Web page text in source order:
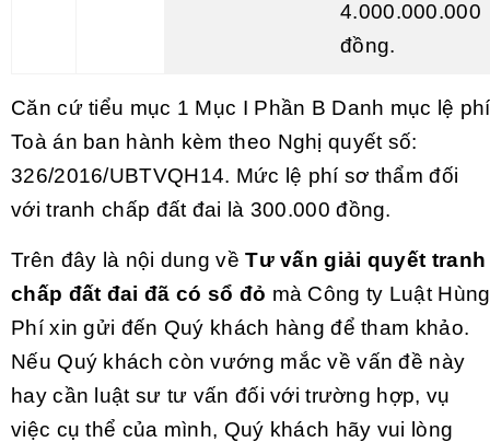
4.000.000.000
đồng.
Căn cứ tiểu mục 1 Mục I Phần B Danh mục lệ phí
Toà án ban hành kèm theo Nghị quyết số:
326/2016/UBTVQH14. Mức lệ phí sơ thẩm đối
với tranh chấp đất đai là 300.000 đồng.
Trên đây là nội dung vềTư vấn giải quyết tranh
chấp đất đai đã có sổ đỏ mà Công ty Luật Hùng
Phí xin gửi đến Quý khách hàng để tham khảo.
Nếu Quý khách còn vướng mắc về vấn đề này
hay cần luật sư tư vấn đối với trường hợp, vụ
việc cụ thể của mình, Quý khách hãy vui lòng